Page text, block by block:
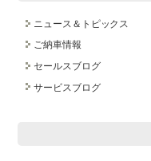
ニュース＆トピックス
ご納車情報
セールスブログ
サービスブログ